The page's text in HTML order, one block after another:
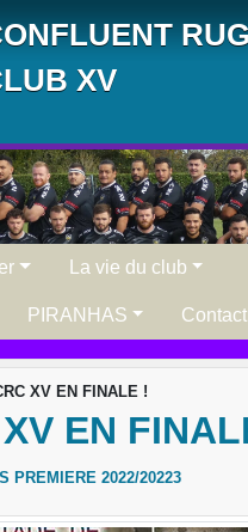
XV
La vie du club
PIRANHAS
XV EN FINALE !
EN
PREMIERE 2022/20223
cookies